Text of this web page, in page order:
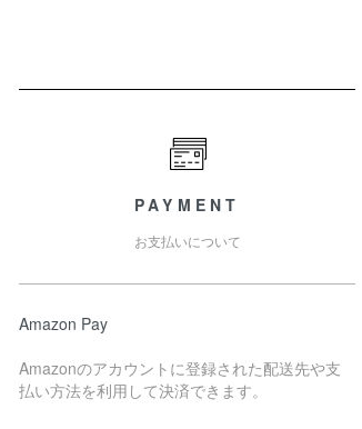
PAYMENT
お支払いについて
Amazon Pay
Amazonのアカウントに登録された配送先や支
払い方法を利用して決済できます。